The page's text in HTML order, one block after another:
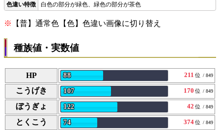
白色の部分が緑色、緑色の部分が茶色
※ 【普】通常色【色】色違い画像に切り替え
種族値・実数値
HP 88 211 位 / 849
こうげき 107 170 位 / 849
ぼうぎょ 122 42 位 / 849
とくこう 74 374位 / 849